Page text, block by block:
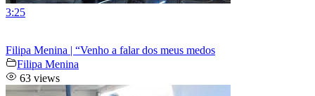
3:25
Filipa Menina | “Venho a falar dos meus medos
Filipa Menina
63 views